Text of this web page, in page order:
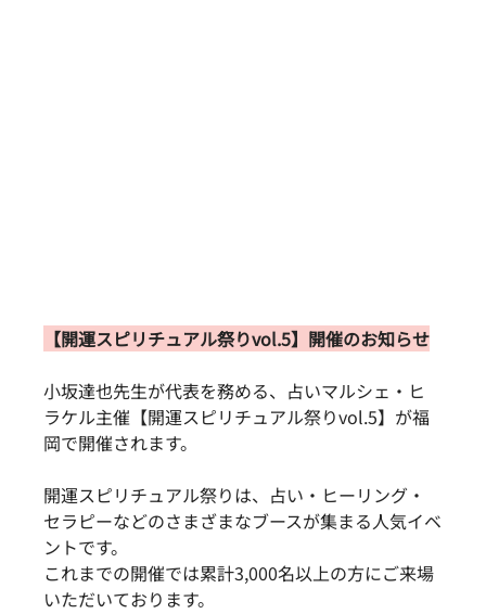
【開運スピリチュアル祭りvol.5】開催のお知らせ
小坂達也先生が代表を務める、占いマルシェ・ヒ
ラケル主催【開運スピリチュアル祭りvol.5】が福
岡で開催されます。
開運スピリチュアル祭りは、占い・ヒーリング・
セラピーなどのさまざまなブースが集まる人気イベ
ントです。
これまでの開催では累計3,000名以上の方にご来場
いただいております。